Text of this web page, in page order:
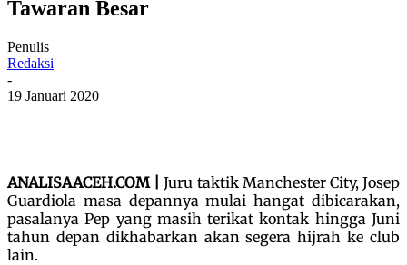
Tawaran Besar
Penulis
Redaksi
-
19 Januari 2020
ANALISAACEH.COM |
Juru taktik Manchester City, Josep
Guardiola masa depannya mulai hangat dibicarakan,
pasalanya Pep yang masih terikat kontak hingga Juni
tahun depan dikhabarkan akan segera hijrah ke club
lain.